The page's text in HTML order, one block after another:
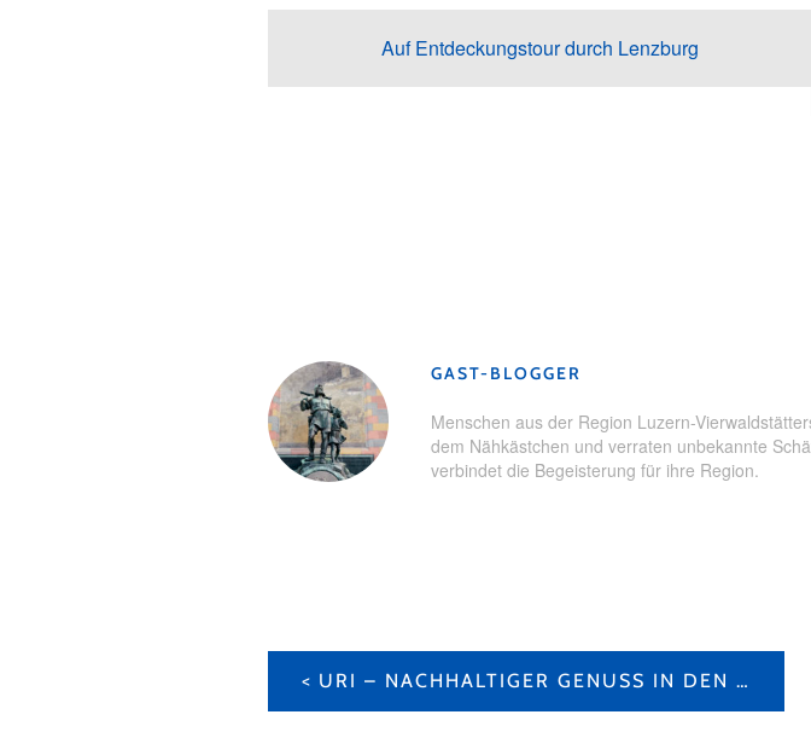
Auf Entdeckungstour durch Lenzburg
GAST-BLOGGER
Menschen aus der Region Luzern-
dem Nähkästchen und verraten unbekannte
verbindet die Begeisterung für ihre Region.
BEITRAGS-
NAVIGATION URI – NACHHALTIGER GENUSS IN DEN BERGEN, IM TAL UND AUF DEM HOF